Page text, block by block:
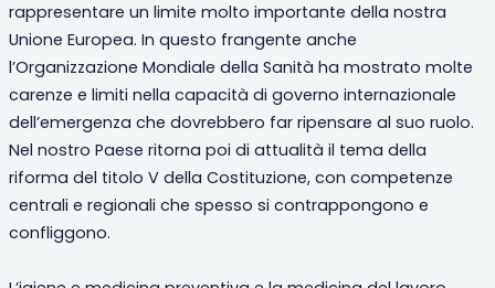
rappresentare un limite molto importante della nostra
Unione Europea. In questo frangente anche
l’Organizzazione Mondiale della Sanità ha mostrato molte
carenze e limiti nella capacità di governo internazionale
dell’emergenza che dovrebbero far ripensare al suo ruolo.
Nel nostro Paese ritorna poi di attualità il tema della
riforma del titolo V della Costituzione, con competenze
centrali e regionali che spesso si contrappongono e
confliggono.